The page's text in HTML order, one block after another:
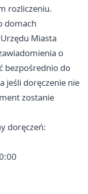
rozliczeniu.
domach
Miasta
o
bezpośrednio do
jeśli doręczenie nie
zostanie
doręczeń: